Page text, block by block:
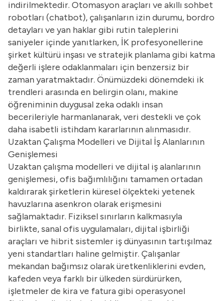
indirilmektedir. Otomasyon araçları ve akıllı sohbet
robotları (chatbot), çalışanların izin durumu, bordro
detayları ve yan haklar gibi rutin taleplerini
saniyeler içinde yanıtlarken, İK profesyonellerine
şirket kültürü inşası ve stratejik planlama gibi katma
değerli işlere odaklanmaları için benzersiz bir
zaman yaratmaktadır. Önümüzdeki dönemdeki ik
trendleri arasında en belirgin olanı, makine
öğreniminin duygusal zeka odaklı insan
becerileriyle harmanlanarak, veri destekli ve çok
daha isabetli istihdam kararlarının alınmasıdır.
Uzaktan Çalışma Modelleri ve Dijital İş Alanlarının
Genişlemesi
Uzaktan çalışma modelleri ve dijital iş alanlarının
genişlemesi, ofis bağımlılığını tamamen ortadan
kaldırarak şirketlerin küresel ölçekteki yetenek
havuzlarına asenkron olarak erişmesini
sağlamaktadır. Fiziksel sınırların kalkmasıyla
birlikte, sanal ofis uygulamaları, dijital işbirliği
araçları ve hibrit sistemler iş dünyasının tartışılmaz
yeni standartları haline gelmiştir. Çalışanlar
mekandan bağımsız olarak üretkenliklerini evden,
kafeden veya farklı bir ülkeden sürdürürken,
işletmeler de kira ve fatura gibi operasyonel